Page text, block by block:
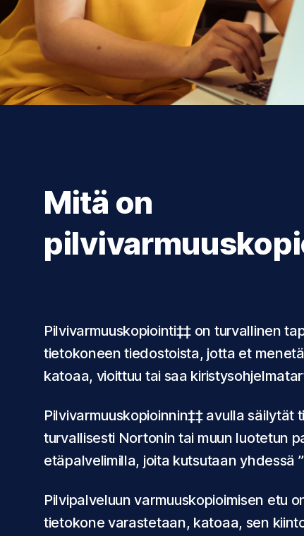
Mitä on
Pilvivarmuuskopiointi‡‡ on turvallinen
tietokoneen tiedostoista, jotta et
katoaa, vioittuu tai saa
Pilvivarmuuskopioinnin‡‡ avulla säilytät
turvallisesti Nortonin tai muun luotetun
etäpalvelimilla, joita kutsutaan yhdessä
Pilvipalveluun varmuuskopioimisen etu
tietokone varastetaan, katoaa, sen